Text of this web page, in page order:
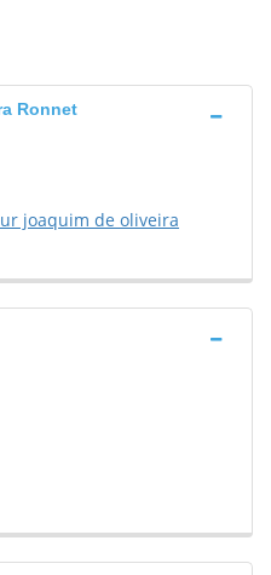
Ronnet
joaquim de oliveira